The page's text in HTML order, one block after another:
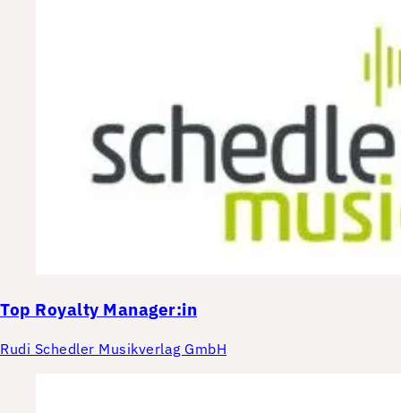
Top Royalty Manager:in
Rudi Schedler Musikverlag GmbH